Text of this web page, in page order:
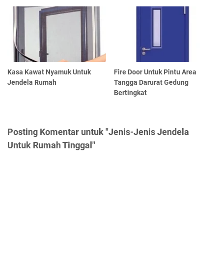
Kasa Kawat Nyamuk Untuk
Jendela Rumah
Fire Door Untuk Pintu Area
Tangga Darurat Gedung
Bertingkat
Posting Komentar untuk "Jenis-Jenis Jendela
Untuk Rumah Tinggal"